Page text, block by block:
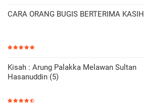
CARA ORANG BUGIS BERTERIMA KASIH
Kisah : Arung Palakka Melawan Sultan
Hasanuddin (5)